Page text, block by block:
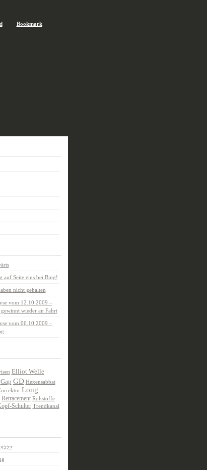
Bookmark
auf Seite eins bei Bing!
nicht gehalten
vom 12.10.2009 –
wieder an Fahrt
vom 06.10.2009 –
Elliot Welle
Gap GD Hexensabbat
Long
Retracement Rohstoffe
Schulter Trendkanal